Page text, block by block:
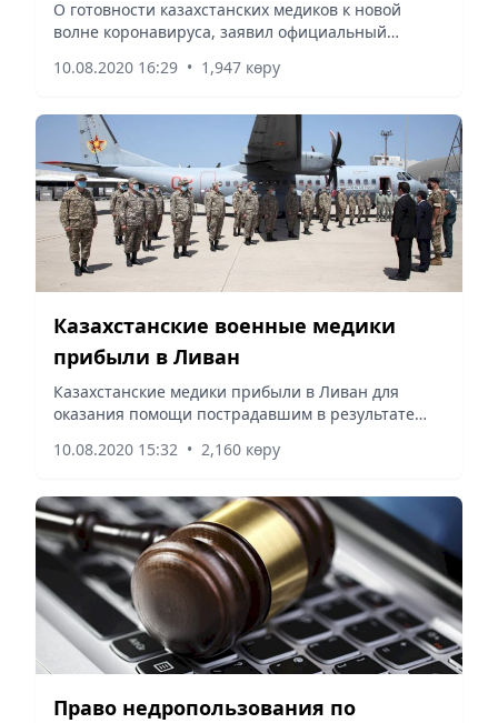
О готовности казахстанских медиков к новой
волне коронавируса, заявил официальный
Кожахметов.
10.08.2020 16:29 • 1,947 көру
Казахстанские военные медики
прибыли в Ливан
Казахстанские медики прибыли в Ливан для
оказания помощи пострадавшим в результате
10.08.2020 15:32 • 2,160 көру
Право недропользования по